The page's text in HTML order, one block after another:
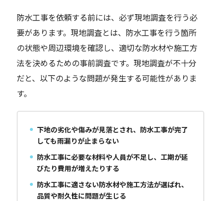
防水工事を依頼する前には、必ず現地調査を行う必
要があります。現地調査とは、防水工事を行う箇所
の状態や周辺環境を確認し、適切な防水材や施工方
法を決めるための事前調査です。現地調査が不十分
だと、以下のような問題が発生する可能性がありま
す。
下地の劣化や傷みが見落とされ、防水工事が完了
しても雨漏りが止まらない
防水工事に必要な材料や人員が不足し、工期が延
びたり費用が増えたりする
防水工事に適さない防水材や施工方法が選ばれ、
品質や耐久性に問題が生じる